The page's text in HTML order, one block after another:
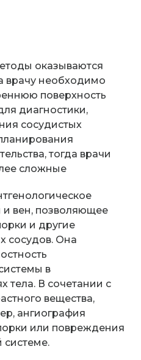
оказываются
врачу необходимо
поверхность
диагностики,
сосудистых
тогда врачи
сложные
и вен, позволяющее
и другие
сосудов. Она
в
тела. В сочетании с
вещества,
ангиография
или повреждения
системе.